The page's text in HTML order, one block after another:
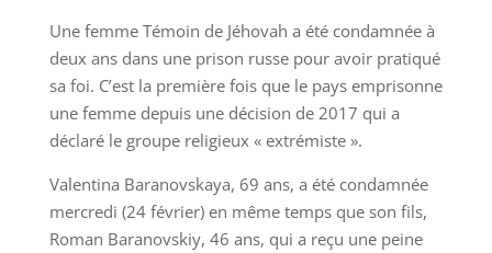
Une femme Témoin de Jéhovah a été condamnée à
deux ans dans une prison russe pour avoir pratiqué
sa foi. C’est la première fois que le pays emprisonne
une femme depuis une décision de 2017 qui a
déclaré le groupe religieux « extrémiste ».
Valentina Baranovskaya, 69 ans, a été condamnée
mercredi (24 février) en même temps que son fils,
Roman Baranovskiy, 46 ans, qui a reçu une peine